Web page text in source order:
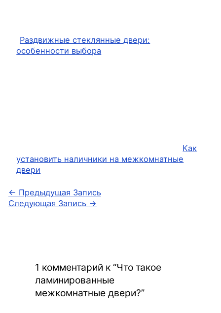
Раздвижные стеклянные двери:
особенности выбора
Как
установить наличники на межкомнатные
двери
← Предыдущая Запись
Следующая Запись →
1 комментарий к “Что такое
ламинированные
межкомнатные двери?”